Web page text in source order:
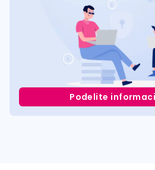
Podelite